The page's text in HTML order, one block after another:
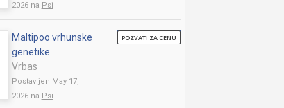
2026 na Psi
Maltipoo vrhunske
genetike
Vrbas
Postavljen May 17,
2026 na Psi
POZVATI ZA CENU